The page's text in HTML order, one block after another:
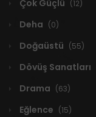
Çok Güçlü (12)
Deha (0)
Doğaüstü (55)
Dövüş Sanatları
Drama (63)
Eğlence (15)